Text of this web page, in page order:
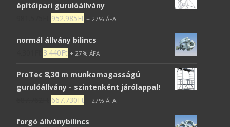
építőipari gurulóállvány
952.985Ft + 27% ÁFA
normál állvány bilincs
3.440Ft + 27% ÁFA
ProTec 8,30 m munkamagasságú
gurulóállvány - szintenként járólappal!
667.730Ft + 27% ÁFA
forgó állványbilincs